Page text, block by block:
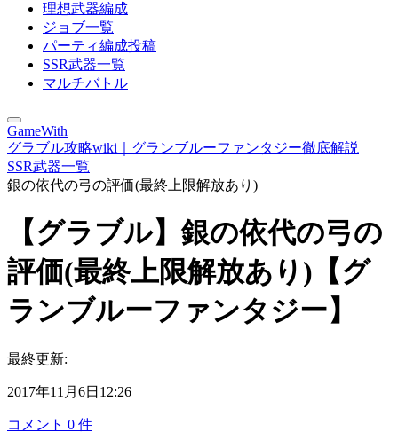
理想武器編成
ジョブ一覧
パーティ編成投稿
SSR武器一覧
マルチバトル
GameWith
グラブル攻略wiki｜グランブルーファンタジー徹底解説
SSR武器一覧
銀の依代の弓の評価(最終上限解放あり)
【グラブル】銀の依代の弓の
評価(最終上限解放あり)【グ
ランブルーファンタジー】
最終更新:
2017年11月6日12:26
コメント 0 件